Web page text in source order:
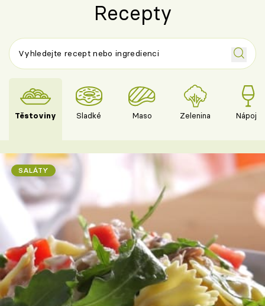
Recepty
Těstoviny Sladké Maso Zelenina Nápoje
SALÁTY